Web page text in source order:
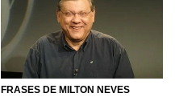
FRASES DE MILTON NEVES